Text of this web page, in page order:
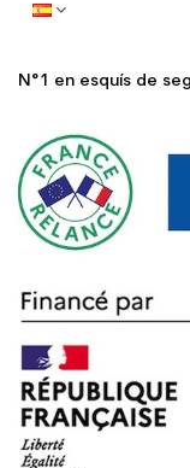
N°1 en esquís de